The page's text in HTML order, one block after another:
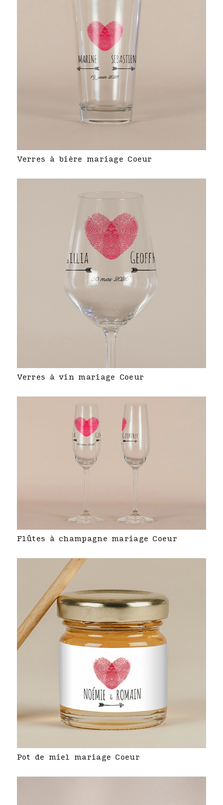
Verres à bière mariage Coeur
Verres à vin mariage Coeur
Flûtes à champagne mariage Coeur
Pot de miel mariage Coeur